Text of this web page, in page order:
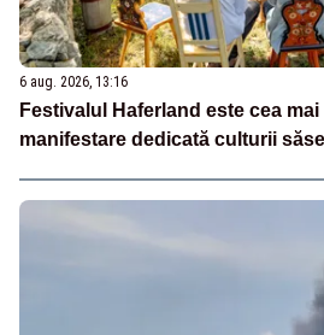
6 aug. 2026, 13:16
Festivalul Haferland este cea
manifestare dedicată culturii